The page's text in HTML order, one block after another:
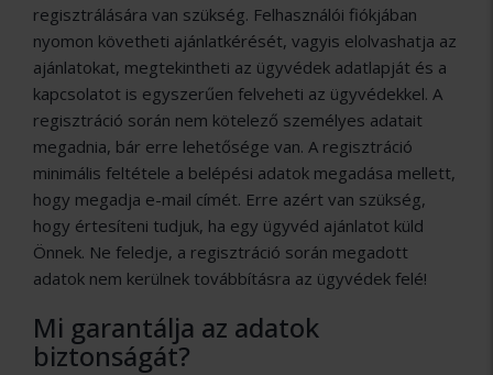
regisztrálására van szükség. Felhasználói fiókjában
nyomon követheti ajánlatkérését, vagyis elolvashatja az
ajánlatokat, megtekintheti az ügyvédek adatlapját és a
kapcsolatot is egyszerűen felveheti az ügyvédekkel. A
regisztráció során nem kötelező személyes adatait
megadnia, bár erre lehetősége van. A regisztráció
minimális feltétele a belépési adatok megadása mellett,
hogy megadja e-mail címét. Erre azért van szükség,
hogy értesíteni tudjuk, ha egy ügyvéd ajánlatot küld
Önnek. Ne feledje, a regisztráció során megadott
adatok nem kerülnek továbbításra az ügyvédek felé!
Mi garantálja az adatok
biztonságát?